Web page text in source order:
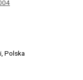
Polska